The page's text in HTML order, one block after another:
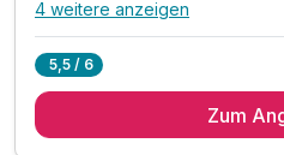
Alle Inklusivleistungen
2 x Frühstücksbuffet für einen
4 weitere anzeigen
5,5 / 6
Zum